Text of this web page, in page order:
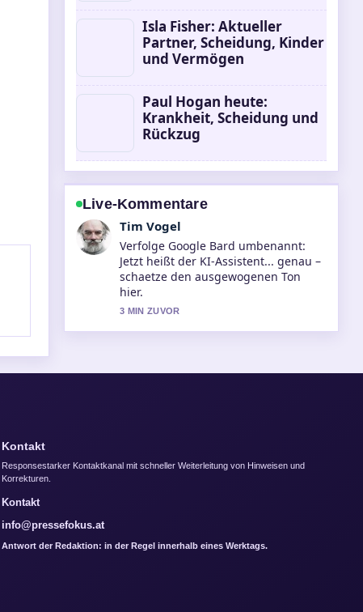
Isla Fisher: Aktueller
Partner, Scheidung, Kinder
und Vermögen
Paul Hogan heute:
Krankheit, Scheidung und
Rückzug
Live-Kommentare
Mila Kruger
Hilfreicher Kontext zu Schwere
Unwetter Österreich aktuell: Karte
&#038; Warnungen. Bitte haltet
diesen Liveticker aktuell.
5 MIN ZUVOR
Kontakt
Responsestarker Kontaktkanal mit schneller Weiterleitung von Hinweisen und
Korrekturen.
Kontakt
info@pressefokus.at
Antwort der Redaktion: in der Regel innerhalb eines Werktags.